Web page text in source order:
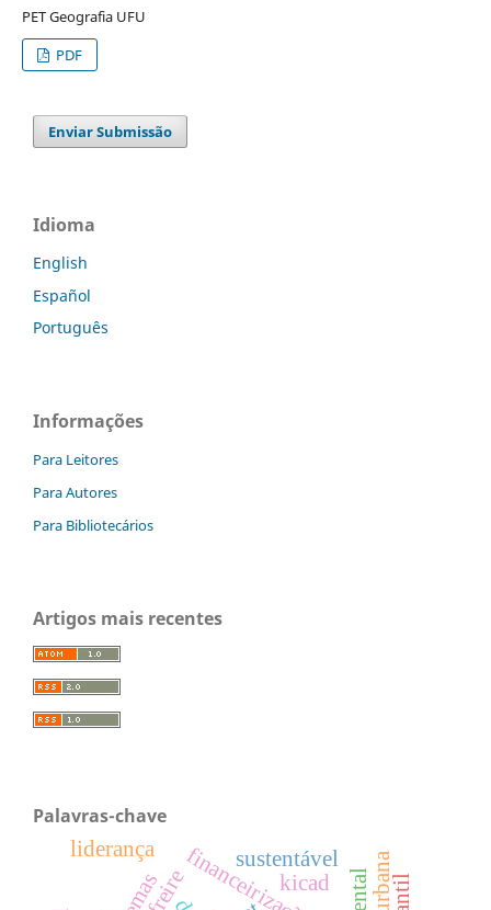
PET Geografia UFU
PDF
Enviar Submissão
Idioma
English
Español
Português
Informações
Para Leitores
Para Autores
Para Bibliotecários
Artigos mais recentes
Palavras-chave
financeirização
sustentável
kicad
liderança